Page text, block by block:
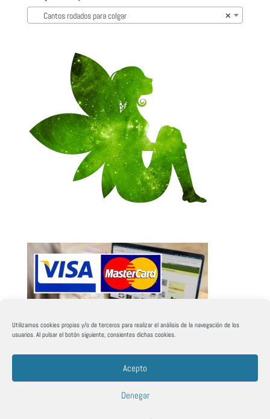
Utilizamos cookies propias y/o de terceros para realizar el análisis de la navegación de los
usuarios. Al pulsar el botón siguiente, consientes dichas cookies.
Acepto
Denegar
×
Cantos rodados para colgar